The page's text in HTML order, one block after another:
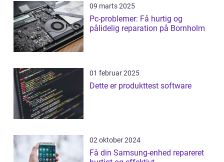
09 marts 2025
Pc-problemer: Få hurtig og
pålidelig reparation på Bornholm
01 februar 2025
Dette er produkttest software
02 oktober 2024
Få din Samsung-enhed repareret